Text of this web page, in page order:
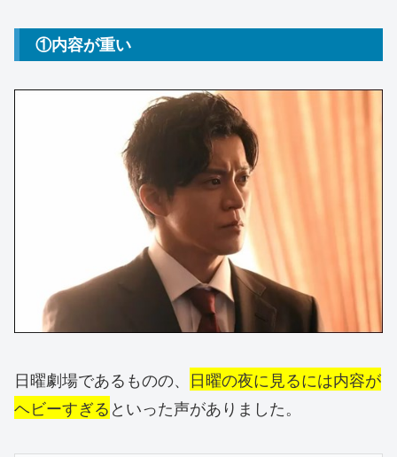
①内容が重い
日曜劇場であるものの、 日曜の夜に見るには内容が
ヘビーすぎるといった声がありました。